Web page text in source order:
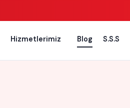
Hizmetlerimiz Blog S.S.S